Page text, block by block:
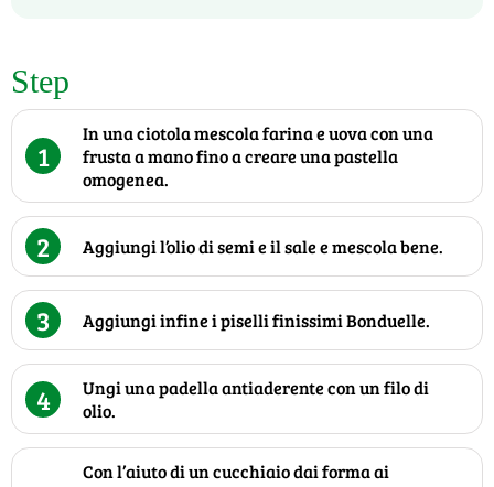
Step
1
In una ciotola mescola farina e uova con una
frusta a mano fino a creare una pastella
omogenea.
2 Aggiungi l’olio di semi e il sale e mescola bene.
3 Aggiungi infine i piselli finissimi Bonduelle.
4
Ungi una padella antiaderente con un filo di
olio.
Con l’aiuto di un cucchiaio dai forma ai